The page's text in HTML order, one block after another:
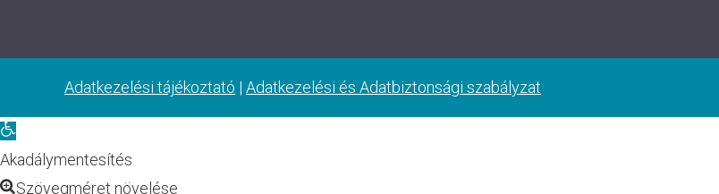
Adatkezelési tájékoztató | Adatkezelési és Adatbiztonsági szabályzat
Eszköztár
megnyitása
Akadálymentesítés
Szövegméret növelése